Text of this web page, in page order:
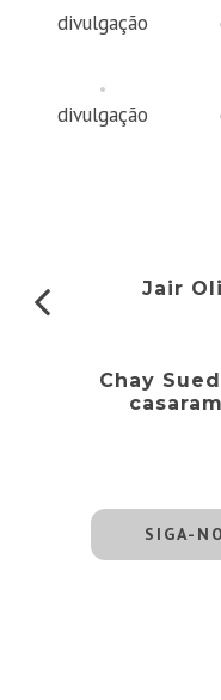
divulgação
divulgação
Jair
Chay
SIGA-